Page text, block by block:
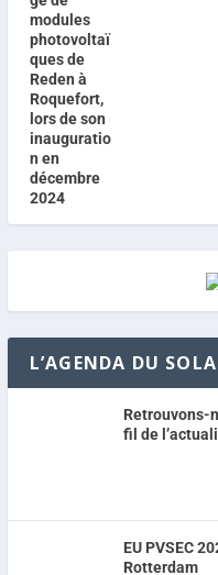
L’AGENDA DU
Retrouvons-
fil de
EU PVSEC
Rotterdam